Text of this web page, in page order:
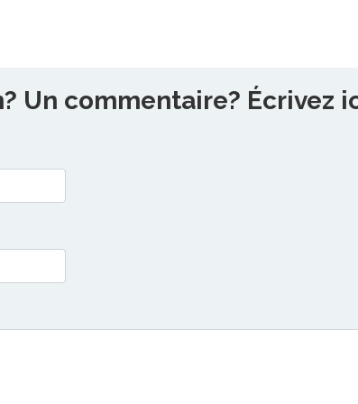
Un commentaire? Écrivez